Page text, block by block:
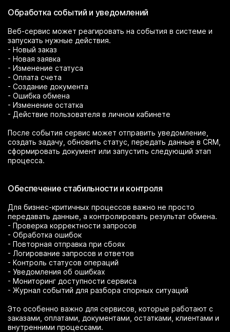
Обработка событий и уведомлений
Веб-сервис может реагировать на события в системе и
запускать нужные действия.
- Новый заказ
- Новая заявка
- Изменение статуса
- Оплата счета
- Создание документа
- Ошибка обмена
- Изменение остатка
- Действие пользователя в личном кабинете
После события сервис может отправить уведомление,
создать задачу, обновить статус, передать данные в CRM,
сформировать документ или запустить следующий этап
процесса.
Обеспечение стабильности и контроля
Для бизнес-критичных процессов важно не просто
передавать данные, а контролировать результат обмена.
- Проверка корректности запросов
- Обработка ошибок
- Повторная отправка при сбоях
- Логирование запросов и ответов
- Контроль статусов операций
- Уведомления об ошибках
- Мониторинг доступности сервиса
- Журнал событий для разбора спорных ситуаций
Это особенно важно для сервисов, которые работают с
заказами, оплатами, документами, остатками, клиентами и
внутренними процессами.